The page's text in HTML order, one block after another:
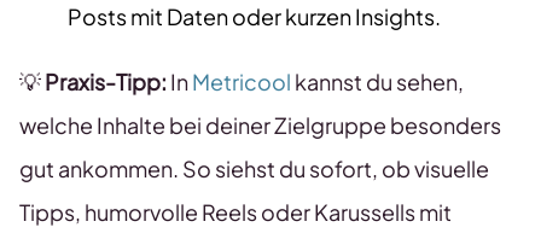
Posts mit Daten oder kurzen Insights.
💡Praxis-Tipp: InMetricool kannst du sehen,
welche Inhalte bei deiner Zielgruppe besonders
gut ankommen. So siehst du sofort, ob visuelle
Tipps, humorvolle Reels oder Karussells mit